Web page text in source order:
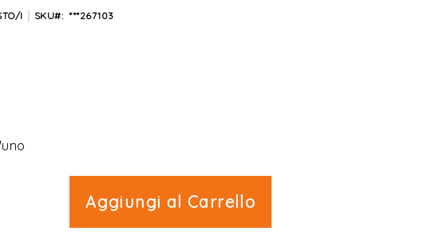
I SKU ***267103
Aggiungi al Carrello